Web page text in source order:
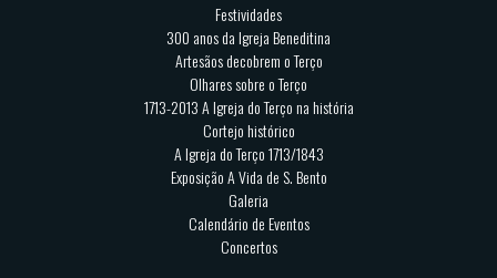
Festividades
300 anos da Igreja Beneditina
Artesãos decobrem o Terço
Olhares sobre o Terço
1713-2013 A Igreja do Terço na história
Cortejo histórico
A Igreja do Terço 1713/1843
Exposição A Vida de S. Bento
Galeria
Calendário de Eventos
Concertos